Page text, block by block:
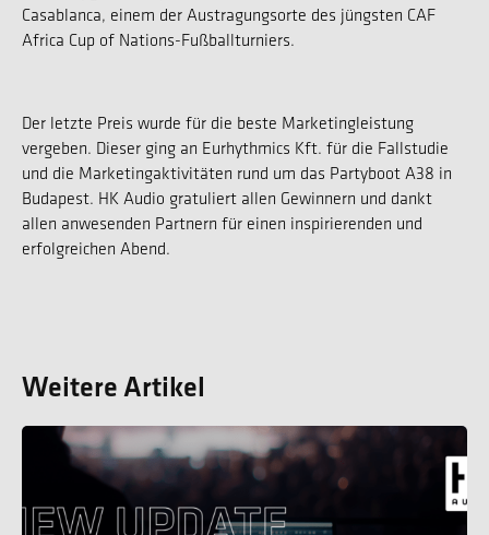
Casablanca, einem der Austragungsorte des jüngsten CAF
Africa Cup of Nations-Fußballturniers.
Der letzte Preis wurde für die beste Marketingleistung
vergeben. Dieser ging an Eurhythmics Kft. für die Fallstudie
und die Marketingaktivitäten rund um das Partyboot A38 in
Budapest. HK Audio gratuliert allen Gewinnern und dankt
allen anwesenden Partnern für einen inspirierenden und
erfolgreichen Abend.
Weitere Artikel